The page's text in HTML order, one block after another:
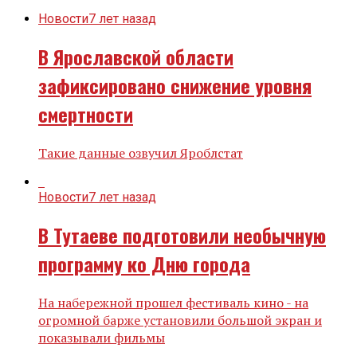
Новости7 лет назад
В Ярославской области
зафиксировано снижение уровня
смертности
Такие данные озвучил Яроблстат
Новости7 лет назад
В Тутаеве подготовили необычную
программу ко Дню города
На набережной прошел фестиваль кино - на
огромной барже установили большой экран и
показывали фильмы